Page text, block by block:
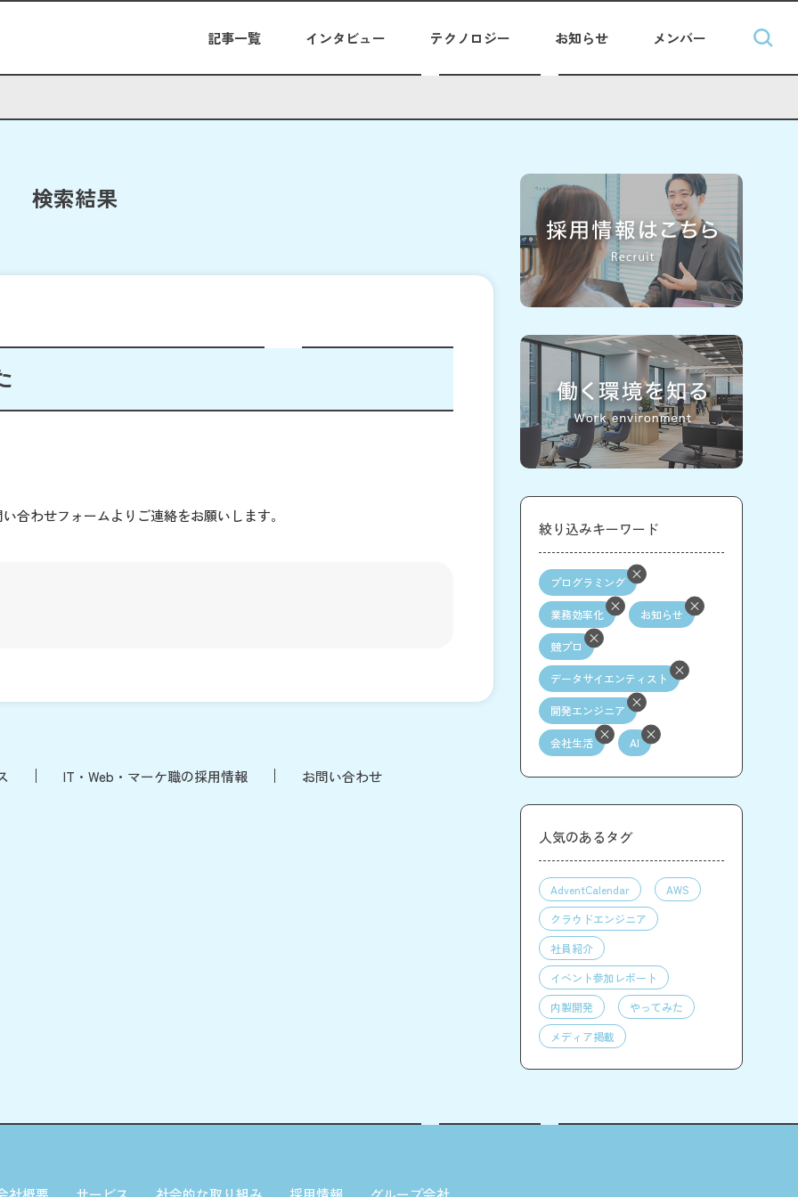
記事一覧 インタビュー テクノロジー お知らせ メンバー
検索結果
合わせフォームよりご連絡をお願いします。
IT・Web・マーケ職の採用情報 お問い合わせ
絞り込みキーワード
プログラミング
業務効率化 お知らせ
競プロ
データサイエンティスト
開発エンジニア
会社生活 AI
人気のあるタグ
AdventCalendar
AWS
クラウドエンジニア
社員紹介
イベント参加レポート
内製開発
やってみた
メディア掲載